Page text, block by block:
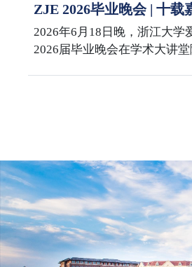
士在紫金港校区会见了David
代表团赴浙江大学国际校区
院长李敏与代表团举行座谈
ZJE 2026毕业晚会 | 十
海
2026年6月18日晚，浙江大学
2026届毕业晚会在学术大讲